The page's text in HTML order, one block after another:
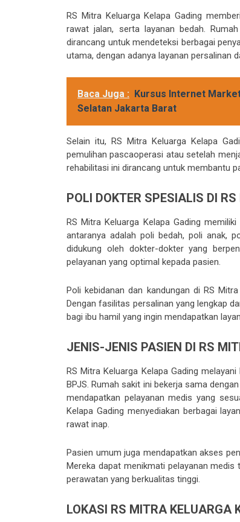
RS Mitra Keluarga Kelapa Gading
rawat jalan, serta layanan bedah.
dirancang untuk mendeteksi berbagai
utama, dengan adanya layanan persalinan
Baca Juga : Kursus Internet
Selatan Jakarta Barat
Selain itu, RS Mitra Keluarga Kelapa
pemulihan pascaoperasi atau setelah
rehabilitasi ini dirancang untuk membantu
POLI DOKTER SPESIALIS DI
RS Mitra Keluarga Kelapa Gading
antaranya adalah poli bedah, poli anak,
didukung oleh dokter-dokter yang
pelayanan yang optimal kepada pasien.
Poli kebidanan dan kandungan di RS
Dengan fasilitas persalinan yang lengkap
bagi ibu hamil yang ingin mendapatkan
JENIS-JENIS PASIEN DI RS
RS Mitra Keluarga Kelapa Gading
BPJS. Rumah sakit ini bekerja sama
mendapatkan pelayanan medis yang
Kelapa Gading menyediakan berbagai
rawat inap.
Pasien umum juga mendapatkan akses
Mereka dapat menikmati pelayanan
perawatan yang berkualitas tinggi.
LOKASI RS MITRA KELUARGA